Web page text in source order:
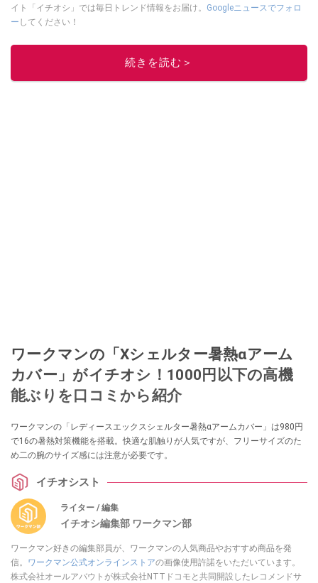
イト「イチオシ」では毎日トレンド情報をお届け。 Googleニュースでフォロ
ー してください！
このイチオシストの他の記事を読む
続きを読む＞
ワークマンの「Xシェルター暑熱αアーム
カバー」がイチオシ！1000円以下の高機
能ぶりを口コミから紹介
ワークマンの「レディースエックスシェルター暑熱αアームカバー」は980円
で16の暑熱対策機能を搭載。快適な肌触りが人気ですが、フリーサイズのた
め二の腕のサイズ感には注意が必要です。
イチオシスト
ライター / 編集
イチオシ編集部 ワークマン部
ワークマン好きの編集部員が、ワークマンの人気商品やおすすめ商品を発
信。 ワークマン公式オンラインストアの画像使用許諾をいただいています。
株式会社オールアバウトが株式会社NTTドコモと共同開設したレコメンドサ